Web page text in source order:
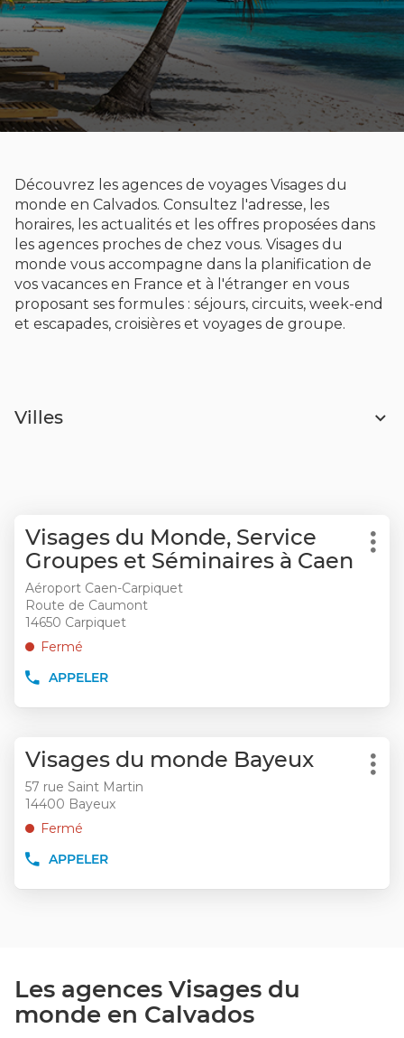
Découvrez les agences de voyages Visages du
monde en Calvados. Consultez l'adresse, les
horaires, les actualités et les offres proposées dans
les agences proches de chez vous. Visages du
monde vous accompagne dans la planification de
vos vacances en France et à l'étranger en vous
proposant ses formules : séjours, circuits, week-end
et escapades, croisières et voyages de groupe.
Villes
sur
touche
ENTRÉE
pour
obtenir
plus
amples
Point
de
vente
:
Visages du Monde, Service
Groupes et Séminaires à Caen
Aéroport Caen-Carpiquet
Route de Caumont
14650 Carpiquet
Fermé
APPELER
AFFICHER
TÉLÉPHONE
DU
POINT
DE
VENTE
VISAGES
MONDE,
Plus
sur
la
touche
ENTRÉE
obtenir
de
Point
de
vente
:
Visages du monde Bayeux
57 rue Saint Martin
14400 Bayeux
Fermé
APPELER
AFFICHER
VENTE
VISAGES
DU
Plus
Les agences Visages du
monde en Calvados